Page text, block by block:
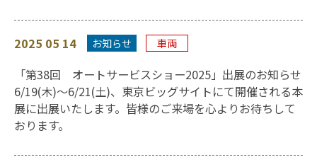
2025 05 14 お知らせ 車両
「第38回 オートサービスショー2025」出展のお知らせ
6/19(木)～6/21(土)、東京ビッグサイトにて開催される本
展に出展いたします。皆様のご来場を心よりお待ちして
おります。